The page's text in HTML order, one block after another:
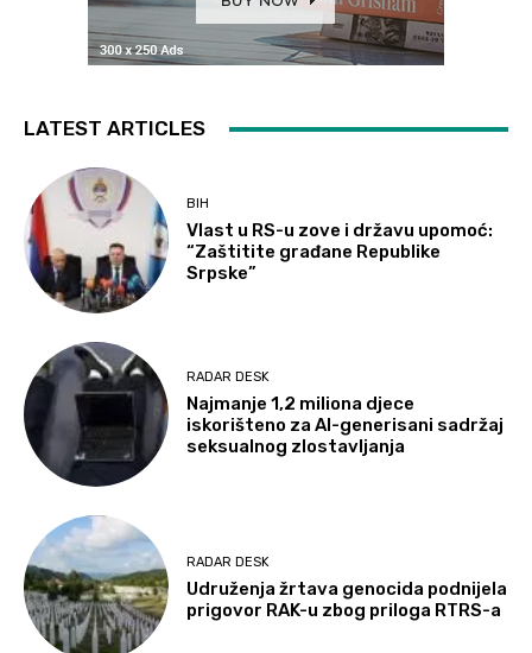
LATEST ARTICLES
BIH
Vlast u RS-u zove i državu upomoć:
“Zaštitite građane Republike
Srpske”
RADAR DESK
Najmanje 1,2 miliona djece
iskorišteno za AI-generisani sadržaj
seksualnog zlostavljanja
RADAR DESK
Udruženja žrtava genocida podnijela
prigovor RAK-u zbog priloga RTRS-a